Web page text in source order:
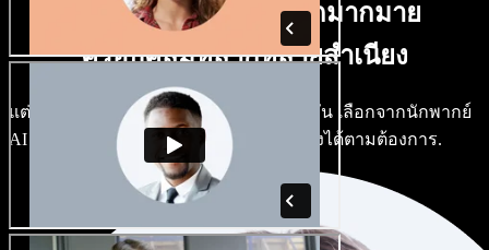
มีเสียงชายหญิงให้เลือกมากมาย
ครอบคลุมหลากหลายสำเนียง
แต่ละโปรเจกต์ไม่จำเป็นต้องใช้เสียงเดียวกัน เลือกจากนักพากย์
AI และสำเนียงหลายร้อยแบบ แล้วปรับแต่งได้ตามต้องการ.